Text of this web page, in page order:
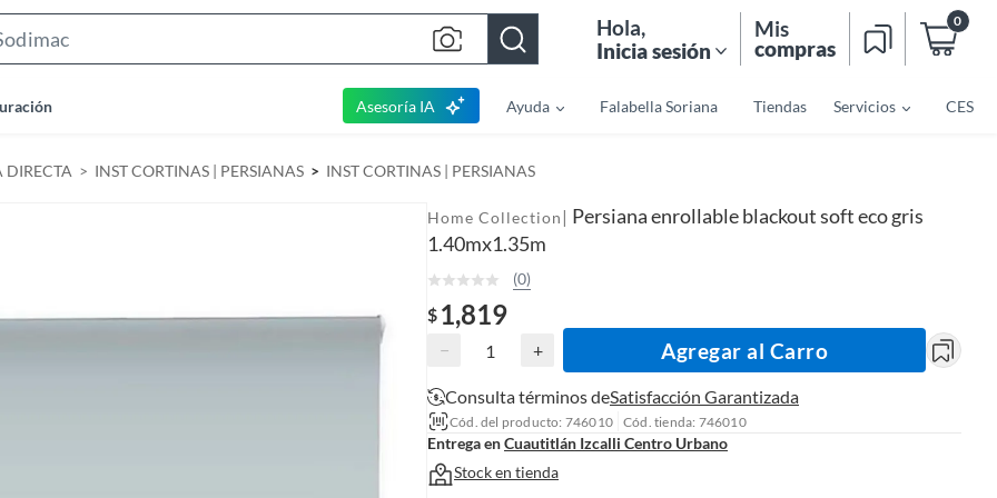
h
Hola,
Inicia sesión
Mis
compras
0
Asesoría IA Ayuda Falabella Soriana Tiendas Servicios CES
DIRECTA INST CORTINAS | PERSIANAS INST CORTINAS | PERSIANAS
Home Collection | Persiana enrollable blackout soft eco gris
1.40mx1.35m
(0)
$ 1,819
− + Agregar al Carro
Consulta términos deSatisfacción Garantizada
Cód. del producto: 746010 Cód. tienda: 746010
Entrega enCuautitlán Izcalli Centro Urbano
Stock en tienda